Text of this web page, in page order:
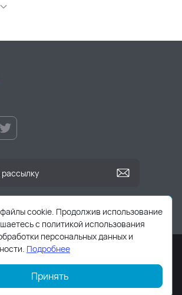
защищены. Работает наReadyScript
cookie. Продолжив использование
с политикой использования
персональных данных и
Подробнее
Принять